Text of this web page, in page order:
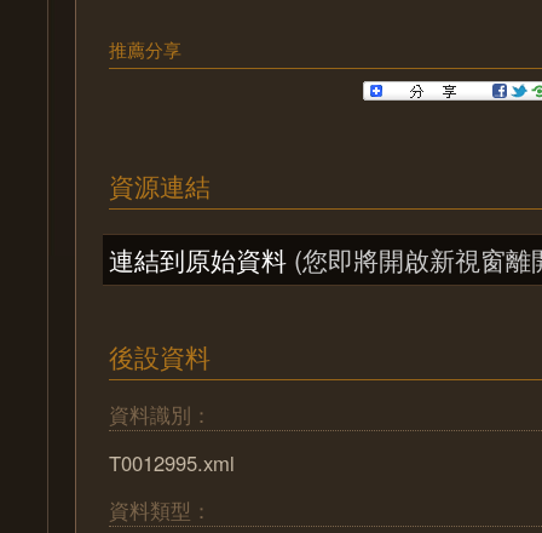
推薦分享
資源連結
連結到原始資料 (您即將開啟新視窗離
後設資料
資料識別：
T0012995.xml
資料類型：